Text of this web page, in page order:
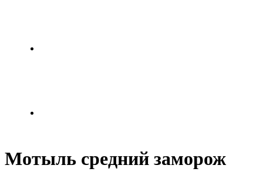
Мотыль средний заморож